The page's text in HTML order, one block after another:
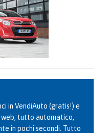
in VendiAuto (gratis!) e
web, tutto automatico,
in pochi secondi. Tutto